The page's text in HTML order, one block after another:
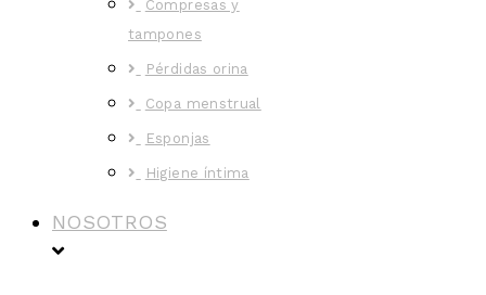
Compresas y
tampones
Pérdidas orina
Copa menstrual
Esponjas
Higiene íntima
NOSOTROS